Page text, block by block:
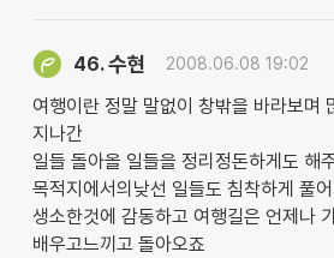
46.수현 2008.06.08 19:02
여행이란 정말 말없이 창밖을 바라보며
지나간
일들 돌아올 일들을 정리정돈하게도 해
목적지에서의낮선 일들도 침착하게 풀
생소한것에 감동하고 여행길은 언제나
배우고느끼고 돌아오죠